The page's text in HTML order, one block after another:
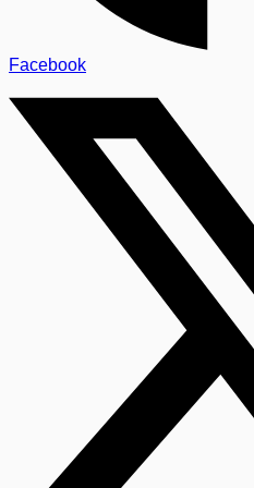
Facebook